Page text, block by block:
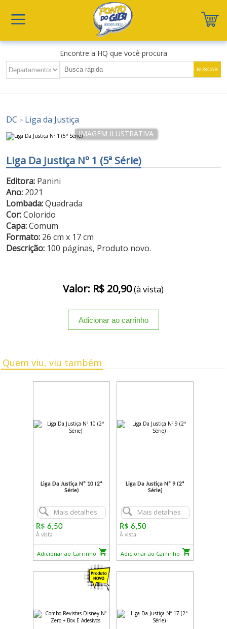
Encontre a HQ que você procura
DC > Liga da Justiça
Liga Da Justiça Nº 1 (5ª Série)
Editora: Panini
Ano: 2021
Lombada:Quadrada
Cor:Colorido
Capa:Comum
Formato: 26 cm x 17 cm
Descrição: 100 páginas, Produto novo.
Valor: R$ 20,90(à vista)
Quem viu, viu também
Liga Da Justiça Nº 10 (2ª
Série)
Mais detalhes
R$ 6,50
À vista
Adicionar ao Carrinho
Liga Da Justiça Nº 9 (2ª
Série)
Mais detalhes
R$ 6,50
À vista
Adicionar ao Carrinho